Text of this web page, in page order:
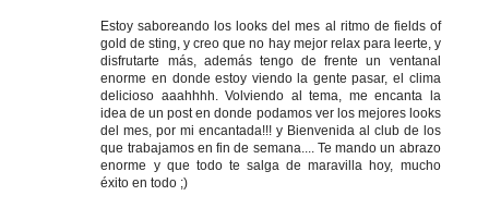
Estoy saboreando los looks del mes al ritmo de fields of
gold de sting, y creo que no hay mejor relax para leerte, y
disfrutarte más, además tengo de frente un ventanal
enorme en donde estoy viendo la gente pasar, el clima
delicioso aaahhhh. Volviendo al tema, me encanta la
idea de un post en donde podamos ver los mejores looks
del mes, por mi encantada!!! y Bienvenida al club de los
que trabajamos en fin de semana.... Te mando un abrazo
enorme y que todo te salga de maravilla hoy, mucho
éxito en todo ;)